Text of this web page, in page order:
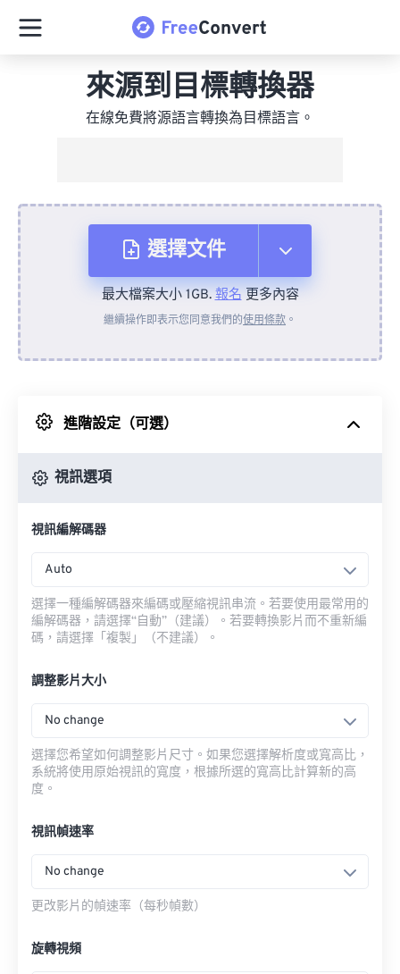
來源到目標轉換器
在線免費將源語言轉換為目標語言。
選擇文件
來自裝置
來自 Google 雲端硬碟
最大檔案大小 1GB.報名更多內容
繼續操作即表示您同意我們的使用條款 。
進階設定（可選）
視訊選項
視訊編解碼器
Auto
選擇一種編解碼器來編碼或壓縮視訊串流。若要使用最常用的
編解碼器，請選擇“自動”（建議）。若要轉換影片而不重新編
碼，請選擇「複製」（不建議）。
調整影片大小
No change
選擇您希望如何調整影片尺寸。如果您選擇解析度或寬高比，
系統將使用原始視訊的寬度，根據所選的寬高比計算新的高
度。
視訊幀速率
No change
更改影片的幀速率（每秒幀數）
旋轉視頻